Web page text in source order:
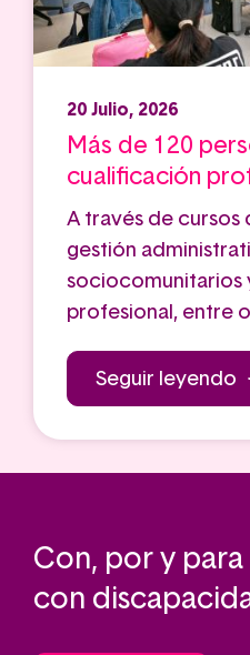
20 Julio, 2026
Más de 120
cualificación
A través de cursos
gestión
sociocomunitarios
profesional, entre
Seguir leyendo
Con, por y para
con